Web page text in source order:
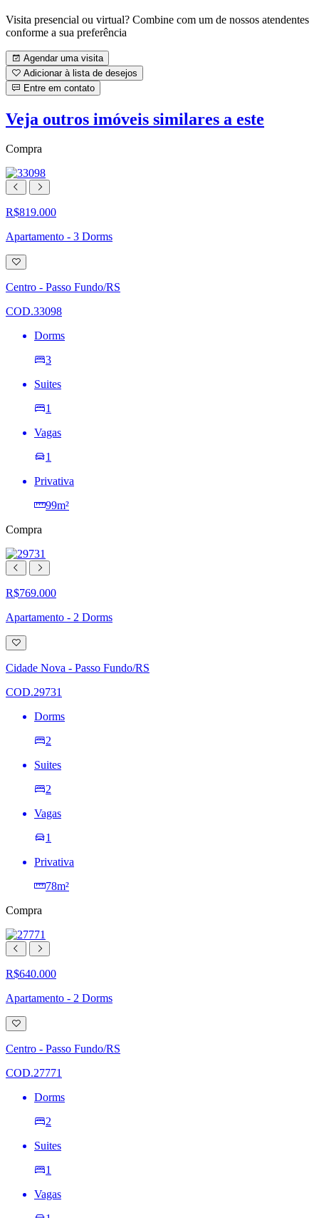
Visita presencial ou virtual? Combine com um de nossos atendentes
conforme a sua preferência
Agendar uma visita
Adicionar à lista de desejos
Entre em contato
Veja outros imóveis similares a este
Compra
R$819.000
Apartamento - 3 Dorms
Adicionar
à
lista
de
Centro - Passo Fundo/RS
COD.33098
Dorms
3
Suites
1
Vagas
1
Privativa
99m²
Compra
R$769.000
Apartamento - 2 Dorms
Adicionar
à
lista
de
Cidade Nova - Passo Fundo/RS
COD.29731
Dorms
2
Suites
2
Vagas
1
Privativa
78m²
Compra
R$640.000
Apartamento - 2 Dorms
Adicionar
à
lista
de
Centro - Passo Fundo/RS
COD.27771
Dorms
2
Suites
1
Vagas